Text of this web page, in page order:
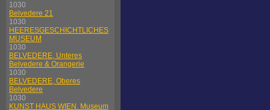
1030
Belvedere 21
1030
HEERESGESCHICHTLICHES
MUSEUM
1030
BELVEDERE, Unteres
Belvedere & Orangerie
1030
BELVEDERE, Oberes
Belvedere
1030
KUNST HAUS WIEN. Museum